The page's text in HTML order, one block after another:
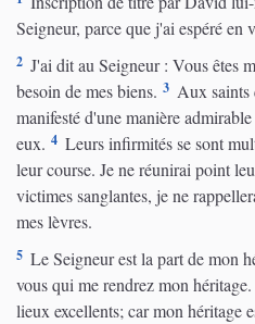
Seigneur, parce que j'ai espéré en
2 J'ai dit au Seigneur : Vous êtes
besoin de mes biens. 3 Aux saints
manifesté d'une manière
eux. 4 Leurs infirmités se sont
leur course. Je ne réunirai point
victimes sanglantes, je ne
mes lèvres.
5 Le Seigneur est la part de mon
vous qui me rendrez mon héritage.
lieux excellents; car mon héritage